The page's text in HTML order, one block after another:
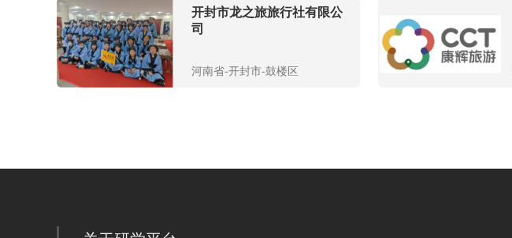
开封市龙之旅旅行社有限公
司
河南省-开封市-鼓楼区